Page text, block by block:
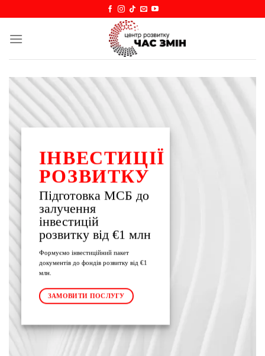
content
ІНВЕСТИЦІЇ
РОЗВИТКУ
Підготовка МСБ до
залучення
інвестицій
розвитку від €1 млн
Формуємо інвестиційний пакет
документів до фондів розвитку від €1
млн.
ЗАМОВИТИ ПОСЛУГУ